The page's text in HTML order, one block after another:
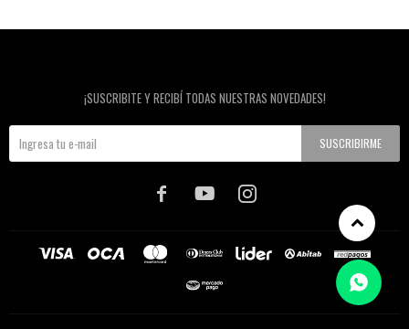
¡SUSCRIBITE Y RECIBÍ TODAS NUESTRAS NOVEDADES!
SUSCRIBIRME
  